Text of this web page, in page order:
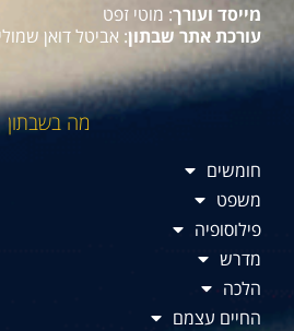
מייסד ועורך: מוטי זפט
עורכת אתר שבתון: אביטל דואן שמולי
מה בשבתון
חומשים
משפט
פילוסופיה
מדרש
הלכה
החיים עצמם